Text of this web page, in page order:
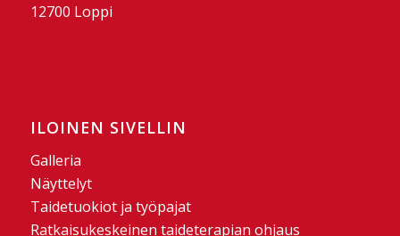
12700 Loppi
ILOINEN SIVELLIN
Galleria
Näyttelyt
Taidetuokiot ja työpajat
Ratkaisukeskeinen taideterapian ohjaus